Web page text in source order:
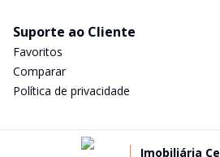
Suporte ao Cliente
Favoritos
Comparar
Política de privacidade
Imobiliária